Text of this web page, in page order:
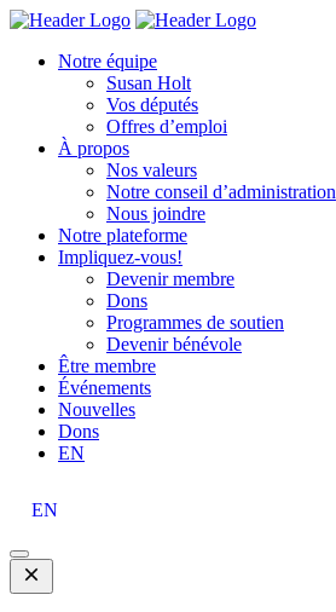
Skip
content
Homepage
Homepage
Notre équipe
Susan Holt
Vos députés
Offres d’emploi
À propos
Nos valeurs
Notre conseil d’administration
Nous joindre
Notre plateforme
Impliquez-vous!
Devenir membre
Dons
Programmes de soutien
Devenir bénévole
Être membre
Événements
Nouvelles
Dons
EN
EN
Open
Mobile
Menu